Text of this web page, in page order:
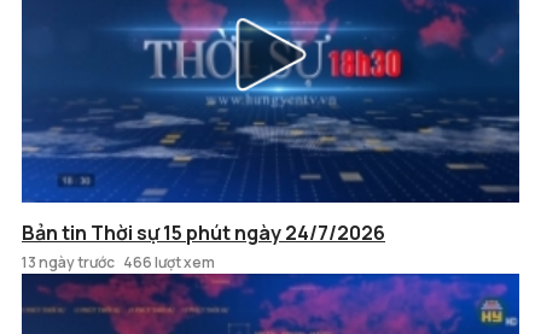
Bản tin Thời sự 15 phút ngày 24/7/2026
13 ngày trước 466 lượt xem